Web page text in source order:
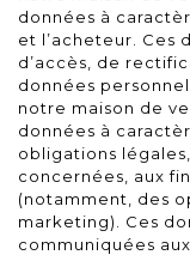
données à
et l’acheteur. Ces
d’accès, de
données
notre maison de
données à
obligations
concernées, aux
(notamment, des
marketing). Ces
communiquées